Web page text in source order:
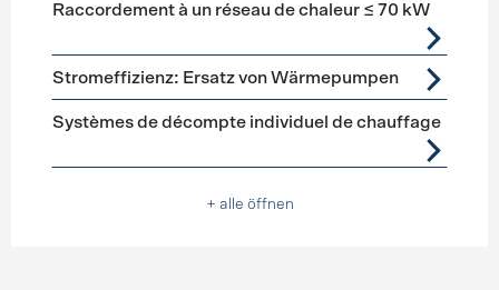
Raccordement à un réseau de chaleur ≤ 70 kW
Stromeffizienz: Ersatz von Wärmepumpen
Systèmes de décompte individuel de chauffage
+ alle öffnen